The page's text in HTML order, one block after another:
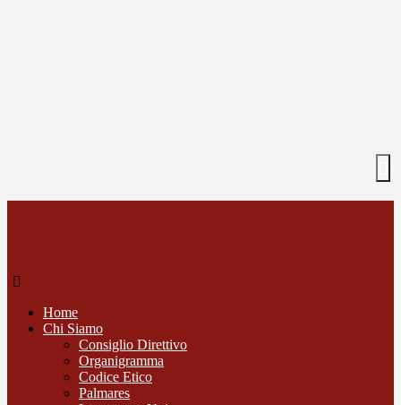
Home
Chi Siamo
Consiglio Direttivo
Organigramma
Codice Etico
Palmares